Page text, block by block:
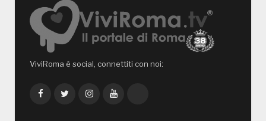
ViviRoma è social, connettiti con noi:
FacebookTwitterInstagramYouTube